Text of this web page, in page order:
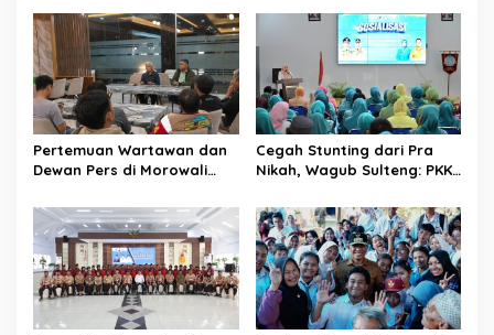
a
s
i
p
o
s
Pertemuan Wartawan dan
Dewan Pers di Morowali
dan Peningkatan
Kompetensi Jurnalis
Cegah Stunting dari Pra
Nikah, Wagub Sulteng: PKK
Selamatkan Generasi Emas